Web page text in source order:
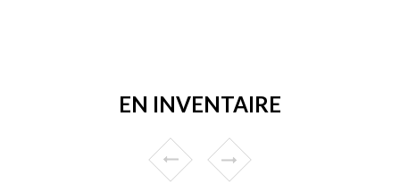
EN INVENTAIRE